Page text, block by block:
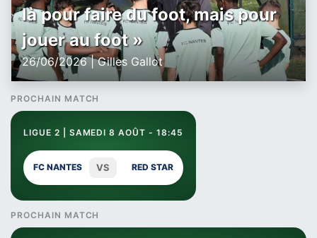
là pour faire du foot, mais pour
jouer au foot »
26/06/2026 | Gilles Gallot
PROCHAIN MATCH
LIGUE 2 | SAMEDI 8 AOÛT - 18:45
FC NANTES VS RED STAR
PROCHAIN MATCH